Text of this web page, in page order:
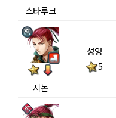
스타루크
시논
성영
5